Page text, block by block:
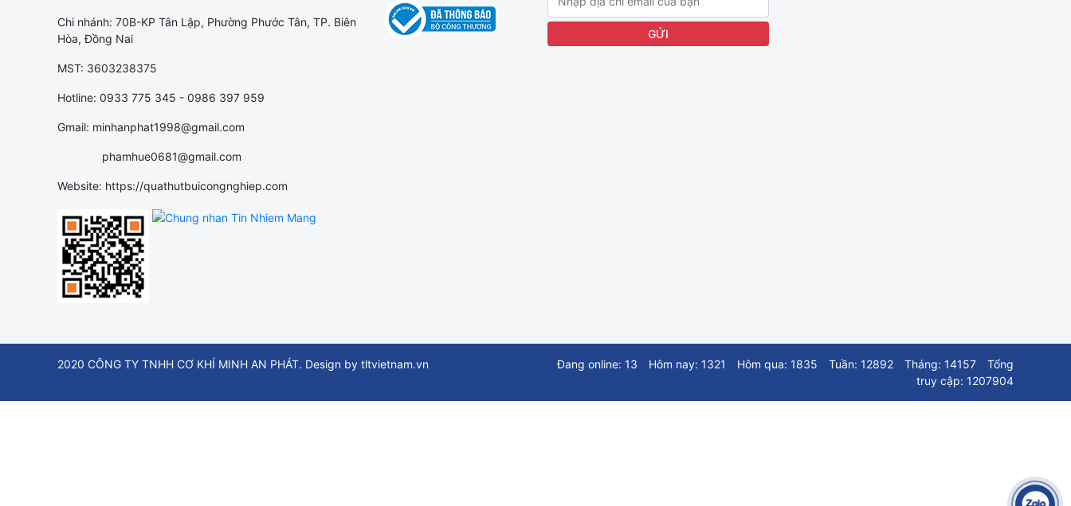
Chi nhánh: 70B-KP Tân Lập, Phường Phước Tân, TP. Biên
Hòa, Đồng Nai
MST: 3603238375
Hotline: 0933 775 345 - 0986 397 959
Gmail: minhanphat1998@gmail.com
phamhue0681@gmail.com
Website: https://quathutbuicongnghiep.com
2020 CÔNG TY TNHH CƠ KHÍ MINH AN PHÁT. Design by tltvietnam.vn Đang online: 13 Hôm nay: 1321 Hôm qua: 1835 Tuần: 12892 Tháng: 14157
Tổng
truy cập: 1207904